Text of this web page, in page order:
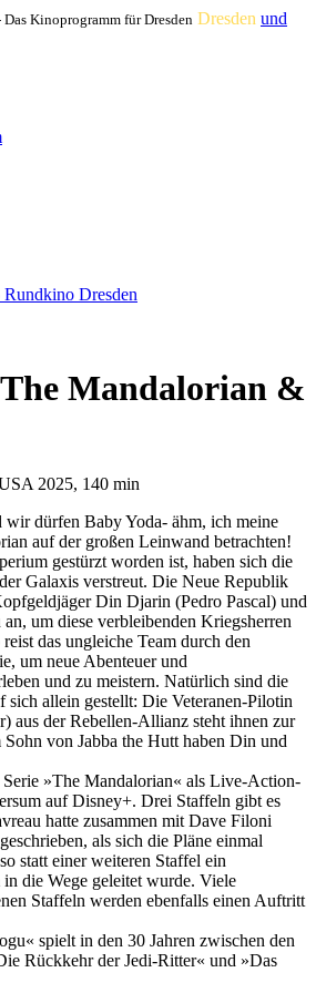
Das Kinoprogramm für Dresden Dresden und
Rundkino Dresden
Mandalorian &
2025, 140 min
wir dürfen Baby Yoda- ähm, ich meine
auf der großen Leinwand betrachten!
gestürzt worden ist, haben sich die
Galaxis verstreut. Die Neue Republik
Din Djarin (Pedro Pascal) und
um diese verbleibenden Kriegsherren
das ungleiche Team durch den
um neue Abenteuer und
und zu meistern. Natürlich sind die
sich allein gestellt: Die Veteranen-Pilotin
aus der Rebellen-Allianz steht ihnen zur
von Jabba the Hutt haben Din und
Serie »The Mandalorian« als Live-Action-
auf Disney+. Drei Staffeln gibt es
hatte zusammen mit Dave Filoni
als sich die Pläne einmal
statt einer weiteren Staffel ein
die Wege geleitet wurde. Viele
Staffeln werden ebenfalls einen Auftritt
spielt in den 30 Jahren zwischen den
Rückkehr der Jedi-Ritter« und »Das